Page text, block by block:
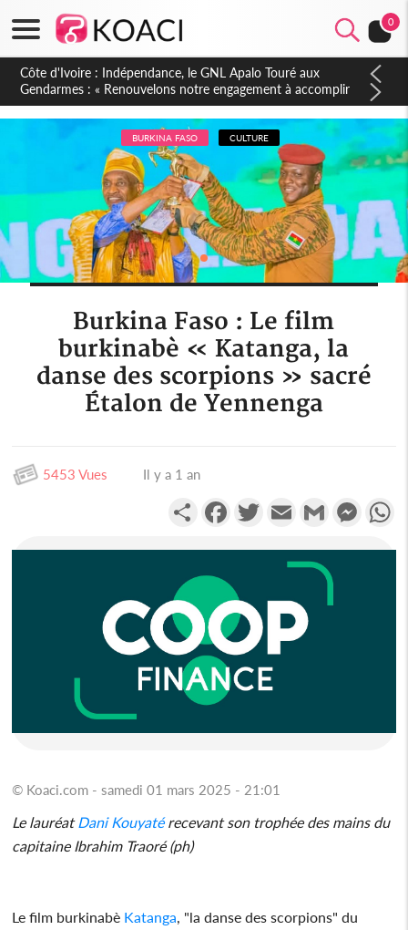
0
Sierra Leone : Un projet de réforme constitutionnelle en
gestation, points clés des amendements, un exclu d'avance
BURKINA FASO CULTURE
Burkina Faso : Le film
burkinabè « Katanga, la
danse des scorpions » sacré
Étalon de Yennenga
5453 Vues Il y a 1 an
PartagerFacebookTwitterEmail Gmail
© Koaci.com - samedi 01 mars 2025 - 21:01
Le lauréat Dani Kouyatérecevant son trophée des mains du
capitaine Ibrahim Traoré (ph)
Le film burkinabè Katanga , "la danse des scorpions" du